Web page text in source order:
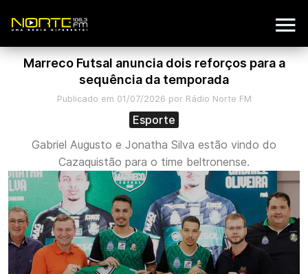
Marreco Futsal anuncia dois reforços para a
sequência da temporada
Publicado em 01/07/2026 por Rádio Norte FM
Esporte
Gabriel Augusto e Jonatha Silva estão vindo do
Cazaquistão para o time beltronense.